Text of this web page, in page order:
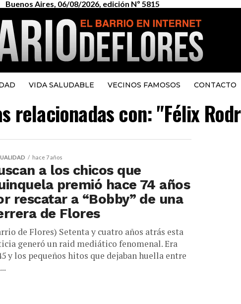
Buenos Aires, 06/08/2026, edición Nº 5815
VIDA SALUDABLE VECINOS FAMOSOS CONTACTO
relacionadas con: "Félix
hace 7 años
a los chicos que
premió hace 74 años
rescatar a “Bobby” de una
de Flores
de Flores) Setenta y cuatro años atrás esta
generó un raid mediático fenomenal. Era
y los pequeños hitos que dejaban huella entre